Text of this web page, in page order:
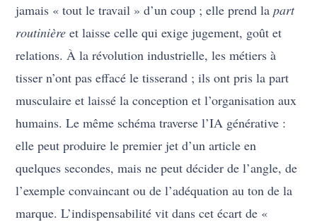
jamais « tout le travail » d’un coup ; elle prend lapart
routinière et laisse celle qui exige jugement, goût et
relations. À la révolution industrielle, les métiers à
tisser n’ont pas effacé le tisserand ; ils ont pris la part
musculaire et laissé la conception et l’organisation aux
humains. Le même schéma traverse l’IA générative :
elle peut produire le premier jet d’un article en
quelques secondes, mais ne peut décider de l’angle, de
l’exemple convaincant ou de l’adéquation au ton de la
marque. L’indispensabilité vit dans cet écart de «